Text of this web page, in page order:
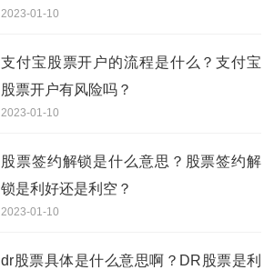
2023-01-10
支付宝股票开户的流程是什么？支付宝
股票开户有风险吗？
2023-01-10
股票签约解锁是什么意思？股票签约解
锁是利好还是利空？
2023-01-10
dr股票具体是什么意思啊？DR股票是利